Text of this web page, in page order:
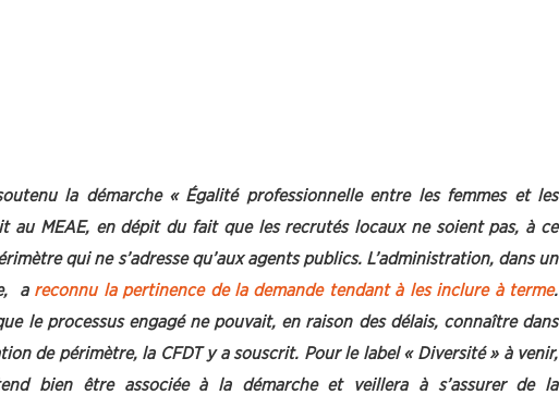
la démarche « Égalité professionnelle entre les femmes et les
au MEAE, en dépit du fait que les recrutés locaux ne soient pas, à ce
qui ne s’adresse qu’aux agents publics. L’administration, dans un
a reconnu la pertinence de la demande tendant à les inclure à terme.
le processus engagé ne pouvait, en raison des délais, connaître dans
de périmètre, la CFDT y a souscrit. Pour le label « Diversité » à venir,
bien être associée à la démarche et veillera à s’assurer de la